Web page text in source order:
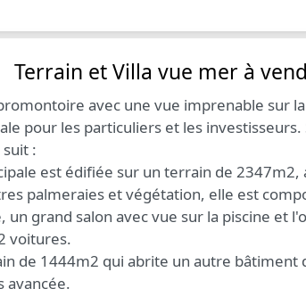
Terrain et Villa vue mer à
avec une vue imprenable sur
pour les particuliers et les
:
est édifiée sur un terrain de
palmeraies et végétation, elle est
un grand salon avec vue sur la piscine et
voitures.
de 1444m2 qui abrite un autre bâtiment
avancée.